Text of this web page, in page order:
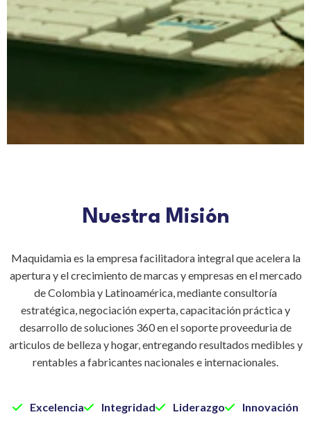
Nuestra Misión
Maquidamia es la empresa facilitadora integral que acelera la
apertura y el crecimiento de marcas y empresas en el mercado
de Colombia y Latinoamérica, mediante consultoría
estratégica, negociación experta, capacitación práctica y
desarrollo de soluciones 360 en el soporte proveeduria de
articulos de belleza y hogar, entregando resultados medibles y
rentables a fabricantes nacionales e internacionales.
Excelencia Integridad Liderazgo Innovación